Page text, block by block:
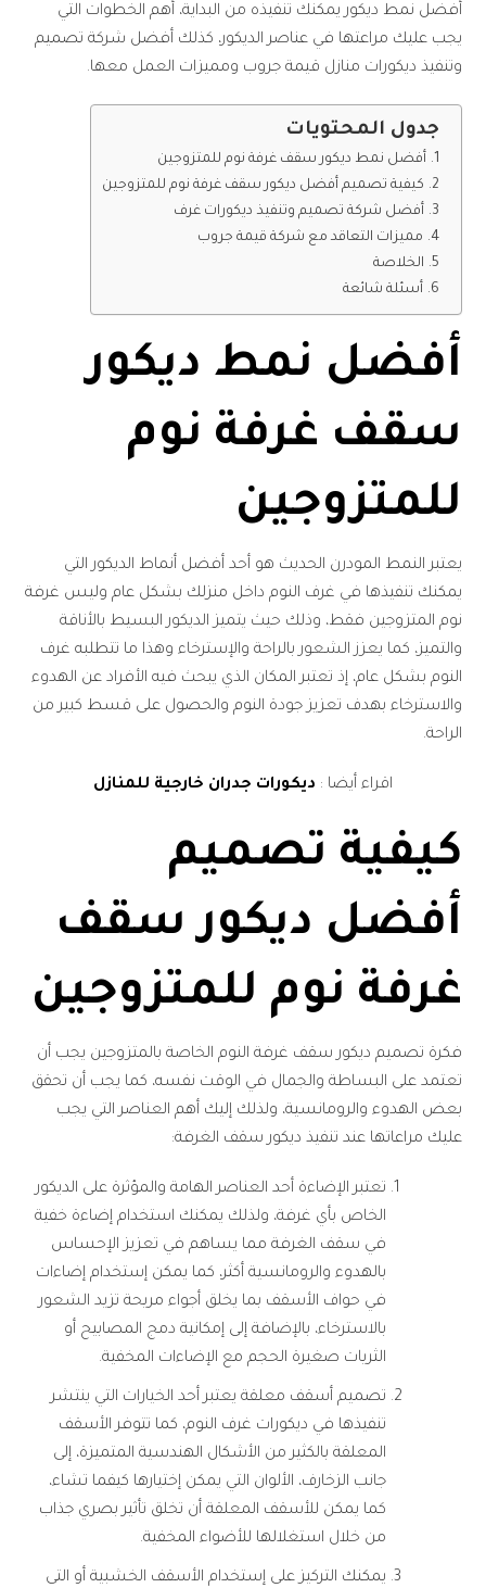
أفضل نمط ديكور يمكنك تنفيذه من البداية، أهم الخطوات التي
يجب عليك مراعتها في عناصر الديكور، كذلك أفضل شركة تصميم
وتنفيذ ديكورات منازل قيمة جروب ومميزات العمل معها.
جدول المحتويات
أفضل نمط ديكور سقف غرفة نوم للمتزوجين
كيفية تصميم أفضل ديكور سقف غرفة نوم للمتزوجين
أفضل شركة تصميم وتنفيذ ديكورات غرف
مميزات التعاقد مع شركة قيمة جروب
الخلاصة
أسئلة شائعة
أفضل نمط ديكور
سقف غرفة نوم
للمتزوجين
يعتبر النمط المودرن الحديث هو أحد أفضل أنماط الديكور التي
يمكنك تنفيذها في غرف النوم داخل منزلك بشكل عام وليس غرفة
نوم المتزوجين فقط، وذلك حيث يتميز الديكور البسيط بالأناقة
والتميز، كما يعزز الشعور بالراحة والإسترخاء وهذا ما تتطلبه غرف
النوم بشكل عام، إذ تعتبر المكان الذي يبحث فيه الأفراد عن الهدوء
والاسترخاء بهدف تعزيز جودة النوم والحصول على قسط كبير من
الراحة.
اقراء أيضا : ديكورات جدران خارجية للمنازل
كيفية تصميم
أفضل ديكور سقف
غرفة نوم للمتزوجين
فكرة تصميم ديكور سقف غرفة النوم الخاصة بالمتزوجين يجب أن
تعتمد على البساطة والجمال في الوقت نفسه، كما يجب أن تحقق
بعض الهدوء والرومانسية، ولذلك إليك أهم العناصر التي يجب
عليك مراعاتها عند تنفيذ ديكور سقف الغرفة:
تعتبر الإضاءة أحد العناصر الهامة والمؤثرة على الديكور
الخاص بأي غرفة، ولذلك يمكنك استخدام إضاءة خفية
في سقف الغرفة مما يساهم في تعزيز الإحساس
بالهدوء والرومانسية أكثر، كما يمكن إستخدام إضاءات
في حواف الأسقف بما يخلق أجواء مريحة تزيد الشعور
بالاسترخاء، بالإضافة إلى إمكانية دمج المصابيح أو
الثريات صغيرة الحجم مع الإضاءات المخفية.
تصميم أسقف معلقة يعتبر أحد الخيارات التي ينتشر
تنفيذها في ديكورات غرف النوم، كما تتوفر الأسقف
المعلقة بالكثير من الأشكال الهندسية المتميزة، إلى
جانب الزخارف، الألوان التي يمكن إختيارها كيفما تشاء،
كما يمكن للأسقف المعلقة أن تخلق تأثير بصري جذاب
من خلال استغلالها للأضواء المخفية.
يمكنك التركيز على إستخدام الأسقف الخشبية أو التى